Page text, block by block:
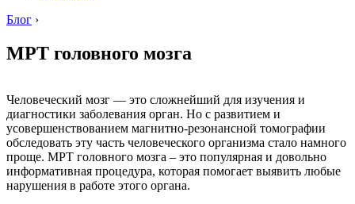
Блог ›
МРТ головного мозга
Человеческий мозг — это сложнейший для изучения и
диагностики заболевания орган. Но с развитием и
усовершенствованием магнитно-резонансной томографии
обследовать эту часть человеческого организма стало намного
проще. МРТ головного мозга – это популярная и довольно
информативная процедура, которая помогает выявить любые
нарушения в работе этого органа.